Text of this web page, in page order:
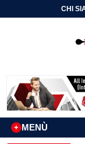
CHI
MENÙ
+